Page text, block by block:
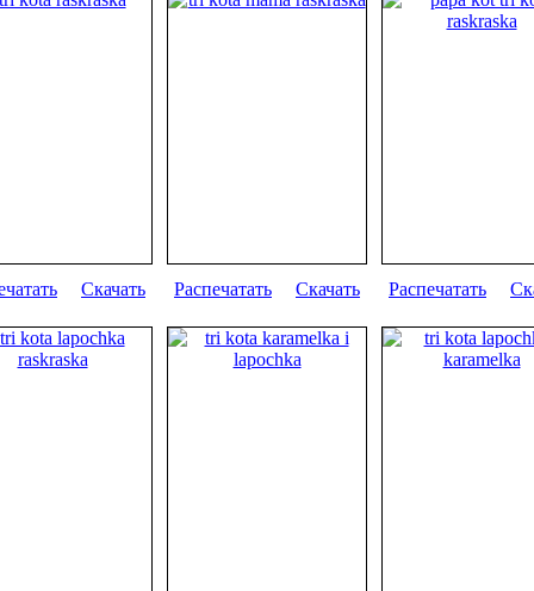
Скачать Распечатать Скачать Распечатать